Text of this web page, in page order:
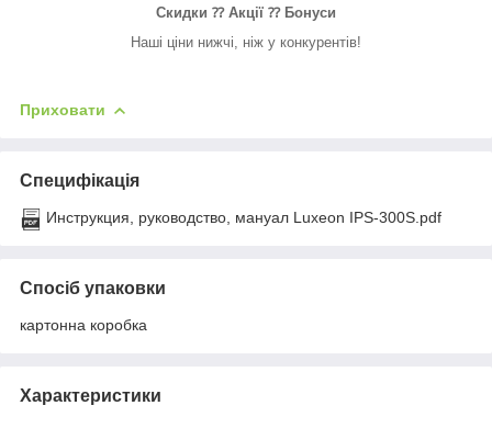
Скидки ⁇ Акції ⁇ Бонуси
Наші ціни нижчі, ніж у конкурентів!
Приховати
Специфікація
Инструкция, руководство, мануал Luxeon IPS-300S.pdf
Спосіб упаковки
картонна коробка
Характеристики